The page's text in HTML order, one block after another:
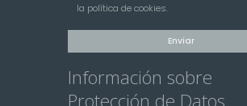
la política de cookies.
Información sobre
Protección de Datos